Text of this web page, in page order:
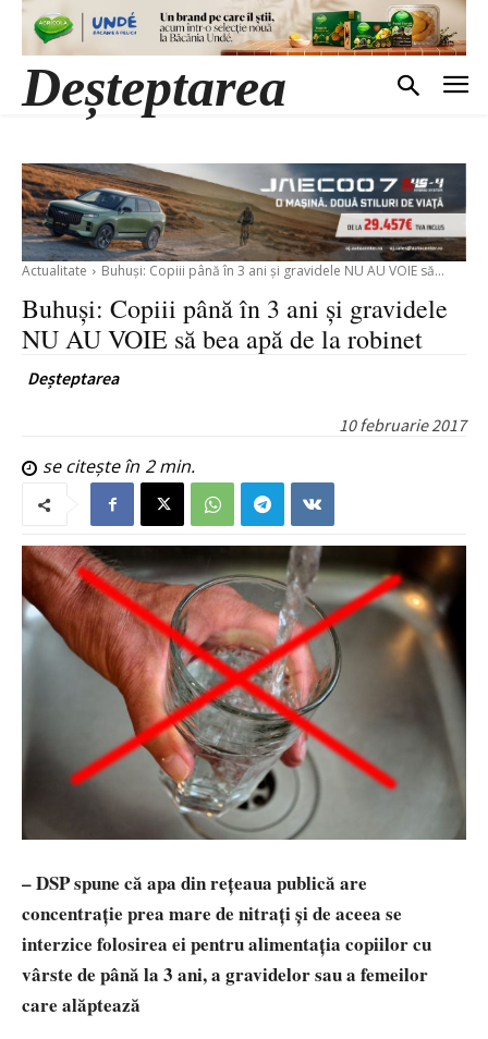
Deșteptarea
Actualitate Buhuși: Copiii până în 3 ani și gravidele NU AU VOIE să...
Buhuși: Copiii până în 3 ani și gravidele
NU AU VOIE să bea apă de la robinet
Deșteptarea
10 februarie 2017
se citește în 2min.
– DSP spune că apa din rețeaua publică are
concentrație prea mare de nitrați şi de aceea se
interzice folosirea ei pentru alimentaţia copiilor cu
vârste de până la 3 ani, a gravidelor sau a femeilor
care alăptează